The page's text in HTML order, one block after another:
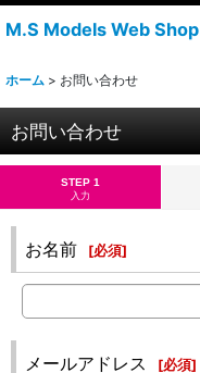
M.S Models Web Shop
ホーム > お問い合わせ
お問い合わせ
STEP 1
入力
お名前 [必須]
メールアドレス [必須]